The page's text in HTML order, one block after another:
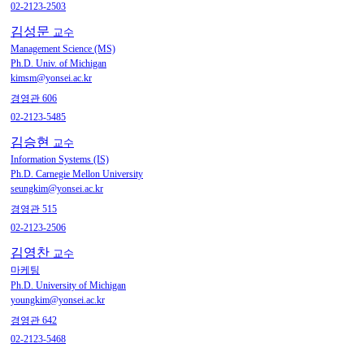
02-2123-2503
김성문 교수
Management Science (MS)
Ph.D. Univ. of Michigan
kimsm@yonsei.ac.kr
경영관 606
02-2123-5485
김승현 교수
Information Systems (IS)
Ph.D. Carnegie Mellon University
seungkim@yonsei.ac.kr
경영관 515
02-2123-2506
김영찬 교수
마케팅
Ph.D. University of Michigan
youngkim@yonsei.ac.kr
경영관 642
02-2123-5468